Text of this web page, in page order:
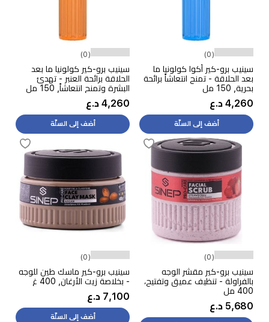
(0)
سينيب برو-كير أكوا كولونيا ما
بعد الحلاقة - تمنح انتعاشاً برائحة
بحرية, 150 مل
4,260 د.ع
أضف إلى السلّة
(0)
سينيب برو-كير كولونيا ما بعد
الحلاقة برائحة العنبر - تهدئ
البشرة وتمنح انتعاشاً, 150 مل
4,260 د.ع
أضف إلى السلّة
(0)
سينيب برو-كير مقشر الوجه
بالفراولة - تنظيف عميق وتفتيح،
400 مل
5,680 د.ع
(0)
سينيب برو-كير ماسك طين للوجه
- بخلاصة زيت الأرغان, 400 غ
7,100 د.ع
أضف إلى السلّة